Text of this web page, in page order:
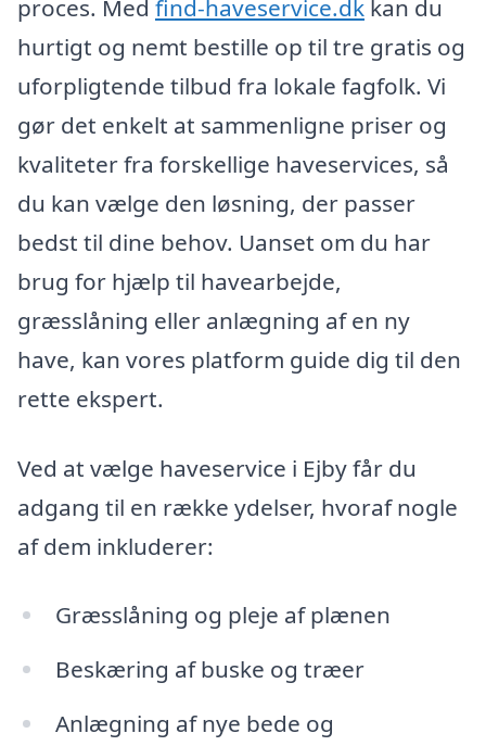
proces. Med find-haveservice.dk kan du
hurtigt og nemt bestille op til tre gratis og
uforpligtende tilbud fra lokale fagfolk. Vi
gør det enkelt at sammenligne priser og
kvaliteter fra forskellige haveservices, så
du kan vælge den løsning, der passer
bedst til dine behov. Uanset om du har
brug for hjælp til havearbejde,
græsslåning eller anlægning af en ny
have, kan vores platform guide dig til den
rette ekspert.
Ved at vælge haveservice i Ejby får du
adgang til en række ydelser, hvoraf nogle
af dem inkluderer:
Græsslåning og pleje af plænen
Beskæring af buske og træer
Anlægning af nye bede og